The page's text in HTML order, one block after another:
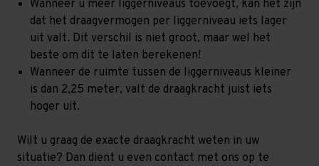
Wanneer u meer liggerniveaus toevoegt, kan het zijn
dat het draagvermogen per liggerniveau iets lager
uit valt. Dit verschil is niet groot, maar wel het
beste om dit te laten berekenen!
Wanneer de ruimte tussen de liggerniveaus kleiner
is dan 2,25 meter, valt de draagkracht juist iets
hoger uit.
Wilt u graag de exacte draagkracht weten in uw
situatie? Dan dient u even contact met ons op te